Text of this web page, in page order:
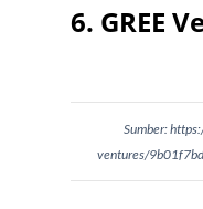
6. GREE
Sumber:
ventures/